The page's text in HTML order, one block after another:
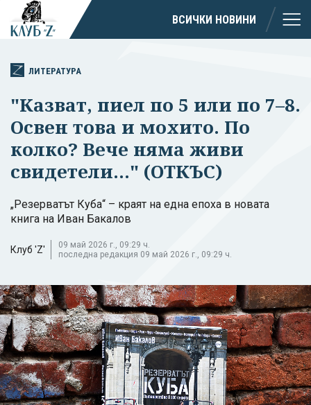
ВСИЧКИ НОВИНИ
ЛИТЕРАТУРА
"Казват, пиел по 5 или по 7–8.
Освен това и мохито. По
колко? Вече няма живи
свидетели..." (ОТКЪС)
„Резерватът Куба“ – краят на една епоха в новата
книга на Иван Бакалов
Клуб 'Z'
09 май 2026 г., 09:29 ч.
последна редакция 09 май 2026 г., 09:29 ч.